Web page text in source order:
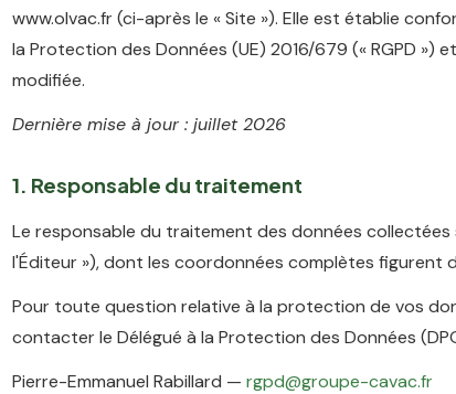
www.olvac.fr (ci-après le « Site »). Elle est établie
la Protection des Données (UE) 2016/679 (« RGPD »)
modifiée.
Dernière mise à jour : juillet 2026
1. Responsable du traitement
Le responsable du traitement des données collectées
l'Éditeur »), dont les coordonnées complètes figurent
Pour toute question relative à la protection de vos
contacter le Délégué à la Protection des Données
Pierre-Emmanuel Rabillard — rgpd@groupe-cavac.fr